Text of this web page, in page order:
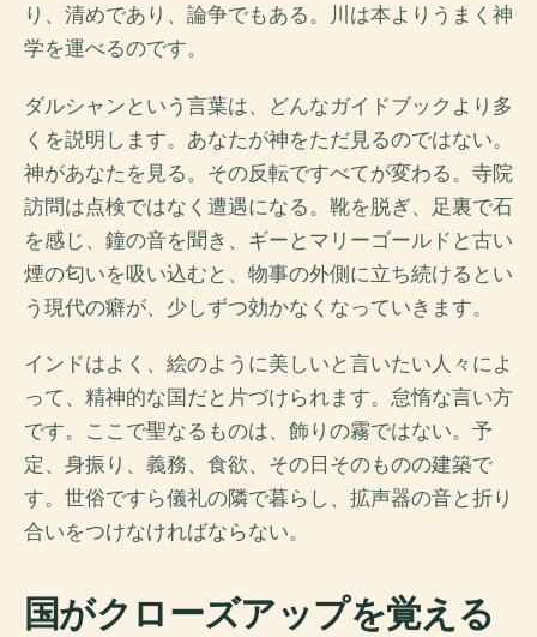
り、清めであり、論争でもある。川は本よりうまく神
学を運べるのです。
ダルシャンという言葉は、どんなガイドブックより多
くを説明します。あなたが神をただ見るのではない。
神があなたを見る。その反転ですべてが変わる。寺院
訪問は点検ではなく遭遇になる。靴を脱ぎ、足裏で石
を感じ、鐘の音を聞き、ギーとマリーゴールドと古い
煙の匂いを吸い込むと、物事の外側に立ち続けるとい
う現代の癖が、少しずつ効かなくなっていきます。
インドはよく、絵のように美しいと言いたい人々によ
って、精神的な国だと片づけられます。怠惰な言い方
です。ここで聖なるものは、飾りの霧ではない。予
定、身振り、義務、食欲、その日そのものの建築で
す。世俗ですら儀礼の隣で暮らし、拡声器の音と折り
合いをつけなければならない。
国がクローズアップを覚える